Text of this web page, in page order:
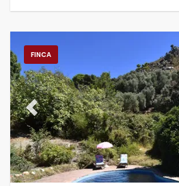
Entfernungen
Komfort
Dienste
FINCA
Previous